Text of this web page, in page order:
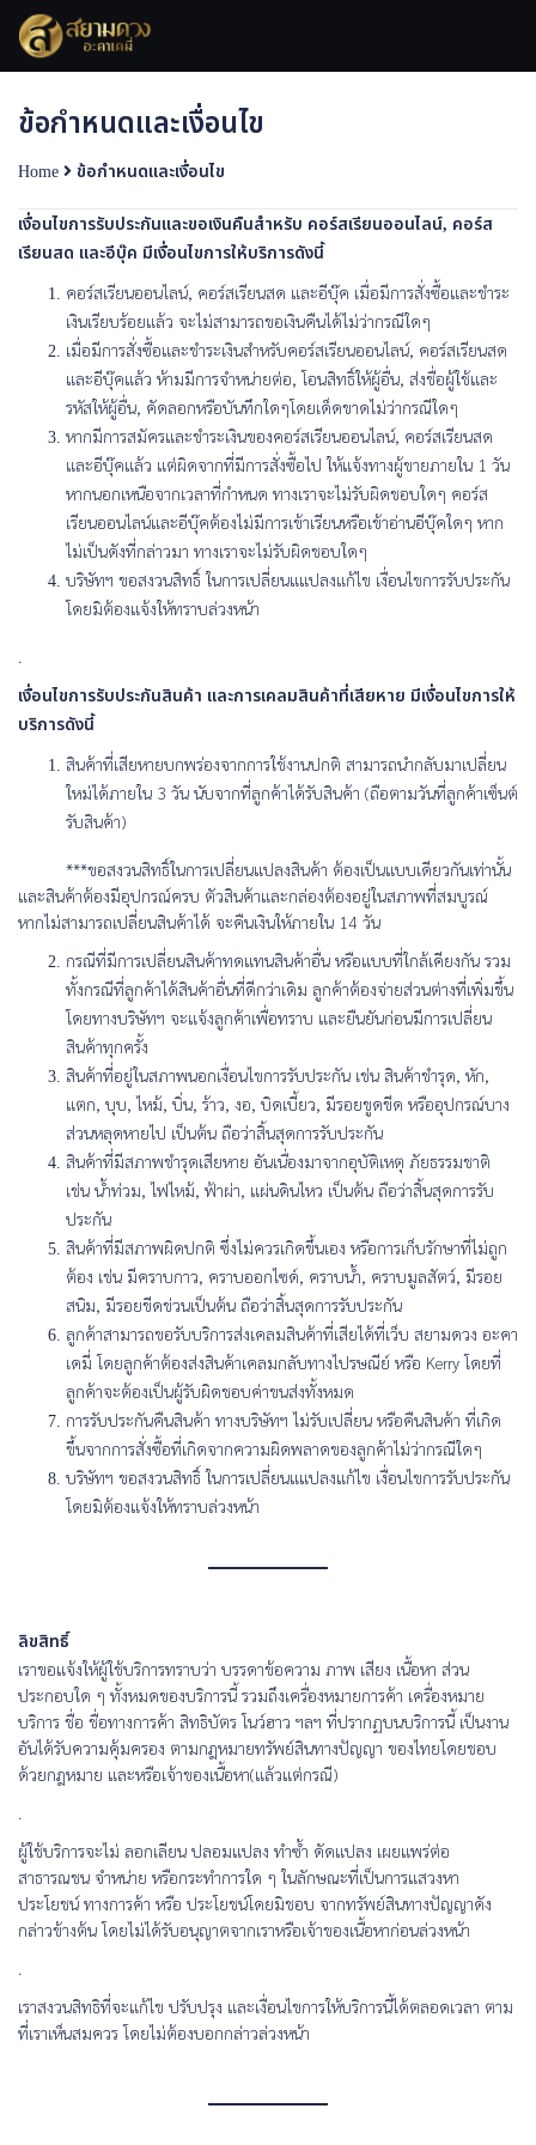
Skip
content
ข้อกำหนดและเงื่อนไข
Home ข้อกำหนดและเงื่อนไข
เงื่อนไขการรับประกันและขอเงินคืนสำหรับ คอร์สเรียนออนไลน์, คอร์ส
เรียนสด และอีบุ๊ค มีเงื่อนไขการให้บริการดังนี้
คอร์สเรียนออนไลน์, คอร์สเรียนสด และอีบุ๊ค เมื่อมีการสั่งซื้อและชำระ
เงินเรียบร้อยแล้ว จะไม่สามารถขอเงินคืนได้ไม่ว่ากรณีใดๆ
เมื่อมีการสั่งซื้อและชำระเงินสำหรับคอร์สเรียนออนไลน์, คอร์สเรียนสด
และอีบุ๊คแล้ว ห้ามมีการจำหน่ายต่อ, โอนสิทธิ์ให้ผู้อื่น, ส่งชื่อผู้ใช้และ
รหัสให้ผู้อื่น, คัดลอกหรือบันทึกใดๆโดยเด็ดขาดไม่ว่ากรณีใดๆ
หากมีการสมัครและชำระเงินของคอร์สเรียนออนไลน์, คอร์สเรียนสด
และอีบุ๊คแล้ว แต่ผิดจากที่มีการสั่งซื้อไป ให้แจ้งทางผู้ขายภายใน 1 วัน
หากนอกเหนือจากเวลาที่กำหนด ทางเราจะไม่รับผิดชอบใดๆ คอร์ส
เรียนออนไลน์และอีบุ๊คต้องไม่มีการเข้าเรียนหรือเข้าอ่านอีบุ๊คใดๆ หาก
ไม่เป็นดังที่กล่าวมา ทางเราจะไม่รับผิดชอบใดๆ
บริษัทฯ ขอสงวนสิทธิ์ ในการเปลี่ยนแแปลงแก้ไข เงื่อนไขการรับประกัน
โดยมิต้องแจ้งให้ทราบล่วงหน้า
.
เงื่อนไขการรับประกันสินค้า และการเคลมสินค้าที่เสียหาย มีเงื่อนไขการให้
บริการดังนี้
สินค้าที่เสียหายบกพร่องจากการใช้งานปกติ สามารถนำกลับมาเปลี่ยน
ใหม่ได้ภายใน 3 วัน นับจากที่ลูกค้าได้รับสินค้า (ถือตามวันที่ลูกค้าเซ็นต์
รับสินค้า)
***ขอสงวนสิทธิ์ในการเปลี่ยนแปลงสินค้า ต้องเป็นแบบเดียวกันเท่านั้น
และสินค้าต้องมีอุปกรณ์ครบ ตัวสินค้าและกล่องต้องอยู่ในสภาพที่สมบูรณ์
หากไม่สามารถเปลี่ยนสินค้าได้ จะคืนเงินให้ภายใน 14 วัน
กรณีที่มีการเปลี่ยนสินค้าทดแทนสินค้าอื่น หรือแบบที่ใกล้เคียงกัน รวม
ทั้งกรณีที่ลูกค้าได้สินค้าอื่นที่ดีกว่าเดิม ลูกค้าต้องจ่ายส่วนต่างที่เพิ่มขึ้น
โดยทางบริษัทฯ จะแจ้งลูกค้าเพื่อทราบ และยืนยันก่อนมีการเปลี่ยน
สินค้าทุกครั้ง
สินค้าที่อยู่ในสภาพนอกเงื่อนไขการรับประกัน เช่น สินค้าชำรุด, หัก,
แตก, บุบ, ไหม้, บิ่น, ร้าว, งอ, บิดเบี้ยว, มีรอยขูดขีด หรืออุปกรณ์บาง
ส่วนหลุดหายไป เป็นต้น ถือว่าสิ้นสุดการรับประกัน
สินค้าที่มีสภาพชำรุดเสียหาย อันเนื่องมาจากอุบัติเหตุ ภัยธรรมชาติ
เช่น น้ำท่วม, ไฟไหม้, ฟ้าผ่า, แผ่นดินไหว เป็นต้น ถือว่าสิ้นสุดการรับ
ประกัน
สินค้าที่มีสภาพผิดปกติ ซึ่งไม่ควรเกิดขึ้นเอง หรือการเก็บรักษาที่ไม่ถูก
ต้อง เช่น มีคราบกาว, คราบออกไซด์, คราบน้ำ, คราบมูลสัตว์, มีรอย
สนิม, มีรอยขีดข่วนเป็นต้น ถือว่าสิ้นสุดการรับประกัน
ลูกค้าสามารถขอรับบริการส่งเคลมสินค้าที่เสียได้ที่เว็บ สยามดวง อะคา
เดมี่ โดยลูกค้าต้องส่งสินค้าเคลมกลับทางไปรษณีย์ หรือ Kerry โดยที่
ลูกค้าจะต้องเป็นผู้รับผิดชอบค่าขนส่งทั้งหมด
การรับประกันคืนสินค้า ทางบริษัทฯ ไม่รับเปลี่ยน หรือคืนสินค้า ที่เกิด
ขึ้นจากการสั่งซื้อที่เกิดจากความผิดพลาดของลูกค้าไม่ว่ากรณีใดๆ
บริษัทฯ ขอสงวนสิทธิ์ ในการเปลี่ยนแแปลงแก้ไข เงื่อนไขการรับประกัน
โดยมิต้องแจ้งให้ทราบล่วงหน้า
ลิขสิทธิ์
เราขอแจ้งให้ผู้ใช้บริการทราบว่า บรรดาข้อความ ภาพ เสียง เนื้อหา ส่วน
ประกอบใด ๆ ทั้งหมดของบริการนี้ รวมถึงเครื่องหมายการค้า เครื่องหมาย
บริการ ชื่อ ชื่อทางการค้า สิทธิบัตร โนว์ฮาว ฯลฯ ที่ปรากฏบนบริการนี้ เป็นงาน
อันได้รับความคุ้มครอง ตามกฎหมายทรัพย์สินทางปัญญา ของไทยโดยชอบ
ด้วยกฎหมาย และหรือเจ้าของเนื้อหา(แล้วแต่กรณี)
.
ผู้ใช้บริการจะไม่ ลอกเลียน ปลอมแปลง ทำซ้ำ ดัดแปลง เผยแพร่ต่อ
สาธารณชน จําหน่าย หรือกระทําการใด ๆ ในลักษณะที่เป็นการแสวงหา
ประโยชน์ ทางการค้า หรือ ประโยชน์โดยมิชอบ จากทรัพย์สินทางปัญญาดัง
กล่าวข้างต้น โดยไม่ได้รับอนุญาตจากเราหรือเจ้าของเนื้อหาก่อนล่วงหน้า
.
เราสงวนสิทธิที่จะแก้ไข ปรับปรุง และเงื่อนไขการให้บริการนี้ได้ตลอดเวลา ตาม
ที่เราเห็นสมควร โดยไม่ต้องบอกกล่าวล่วงหน้า